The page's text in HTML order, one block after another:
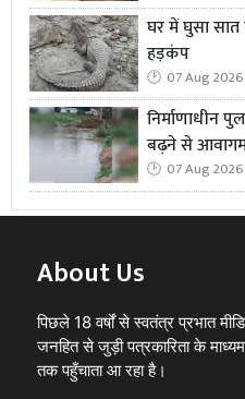
घर में घुसा सात
हड़कंप
07 Aug
निर्माणाधीन
बढ़ने से
07 Aug
About Us
पिछले 18 वर्षों से स्वतंत्र प्रभात
जनहित से जुड़ी पत्रकारिता के
तक पहुँचाता आ रहा है।